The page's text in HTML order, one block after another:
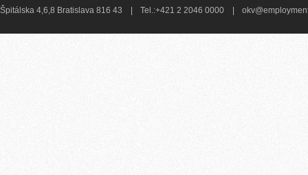
Špitálska 4,6,8 Bratislava 816 43
Tel.:+421 2 2046 0000